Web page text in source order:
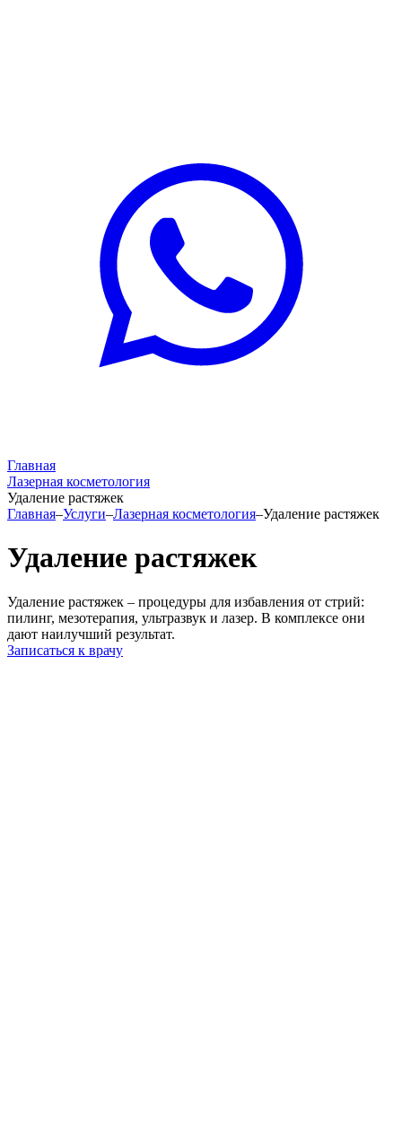
Главная
Лазерная косметология
Удаление растяжек
Главная–Услуги–Лазерная косметология–Удаление растяжек
Удаление растяжек
Удаление растяжек – процедуры для избавления от стрий:
пилинг, мезотерапия, ультразвук и лазер. В комплексе они
дают наилучший результат.
Записаться к врачу